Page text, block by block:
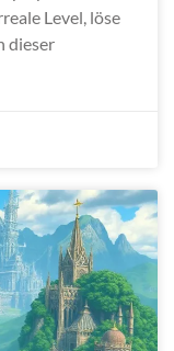
Level, löse
dieser